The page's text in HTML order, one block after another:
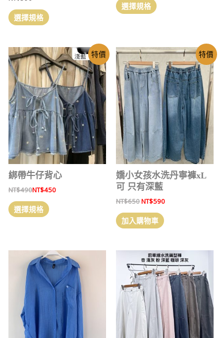
選擇規格
選擇規格
特價
綁帶牛仔背心
NT$490NT$450
選擇規格
特價
嬌小女孩水洗丹寧褲xL
可 只有深藍
NT$650NT$590
加入購物車